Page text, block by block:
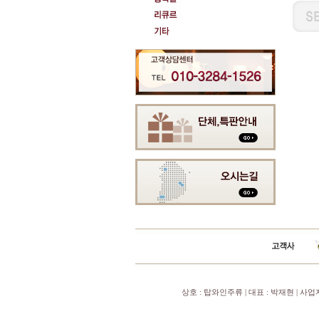
상호 : 탑와인주류 | 대표 : 박재현 | 사